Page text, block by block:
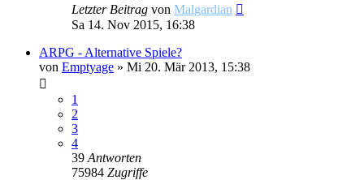
Letzter Beitrag von Malgardian
Sa 14. Nov 2015, 16:38
ARPG - Alternative Spiele?
von Emptyage » Mi 20. Mär 2013, 15:38
1
2
3
4
39 Antworten
75984 Zugriffe